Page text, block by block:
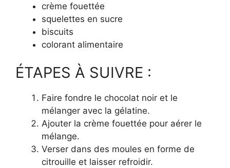
crème fouettée
squelettes en sucre
biscuits
colorant alimentaire
ÉTAPES À SUIVRE :
Faire fondre le chocolat noir et le
mélanger avec la gélatine.
Ajouter la crème fouettée pour aérer le
mélange.
Verser dans des moules en forme de
citrouille et laisser refroidir.